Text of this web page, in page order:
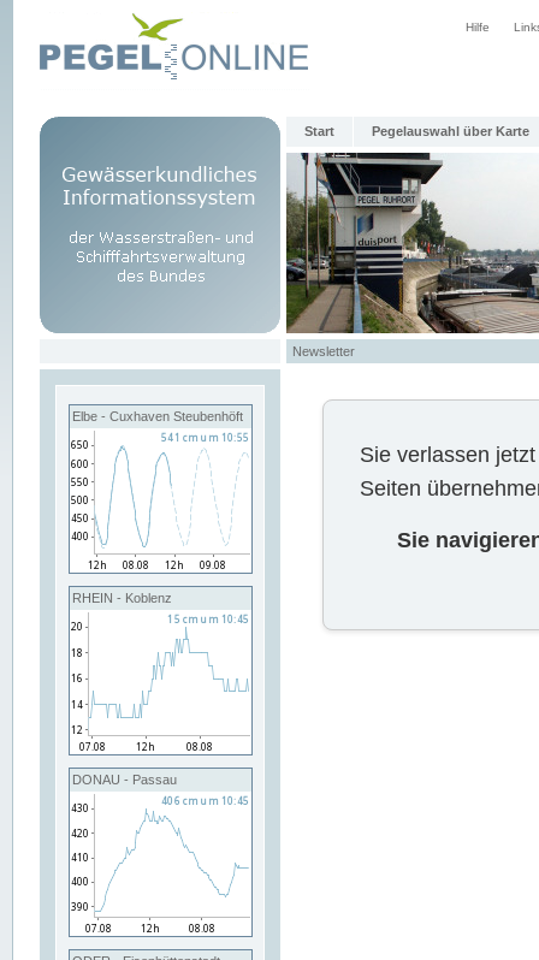
Hilfe
Start Pegelauswahl über Karte
Newsletter
Elbe - Cuxhaven Steubenhöft
RHEIN - Koblenz
DONAU - Passau
Sie verlassen
Seiten
Sie